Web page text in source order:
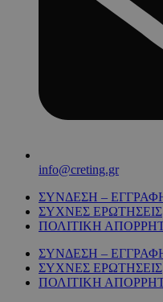
info@creting.gr
ΣΥΝΔΕΣΗ –
ΣΥΧΝΕΣ ΕΡΩΤΗΣΕΙΣ
ΠΟΛΙΤΙΚΗ
ΣΥΝΔΕΣΗ –
ΣΥΧΝΕΣ ΕΡΩΤΗΣΕΙΣ
ΠΟΛΙΤΙΚΗ